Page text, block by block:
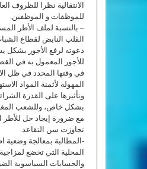
الانتقالية نظرا للظروف
للموظفات و الموظفين.
– بالنسبة لملف الأطر
القلب النابض لقطاع
دعوته لرفع الأجور بشكل
للأجور المعمول به في
في وقتها المحدد في ظل
المهولة لأثمنة المواد
وتأثيرها على القدرة
بشكل خاص، وللشعب
مع ضرورة إيجاد حل للأطر
تجاوزت سن التقاعد.
-المطالبة بمعالجة وضعية
المحلية التي تخضع
والحسابات السياسوية